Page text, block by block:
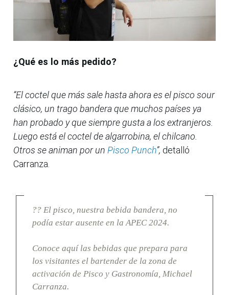
¿Qué es lo más pedido?
“El coctel que más sale hasta ahora es el pisco sour
clásico, un trago bandera que muchos países ya
han probado y que siempre gusta a los extranjeros.
Luego está el coctel de algarrobina, el chilcano.
Otros se animan por un Pisco Punch”, detalló
Carranza.
?? El pisco, nuestra bebida bandera, no
podía estar ausente en la APEC 2024.
Conoce aquí las bebidas que prepara para
los visitantes el bartender de la zona de
activación de Pisco y Gastronomía, Michael
Carranza.